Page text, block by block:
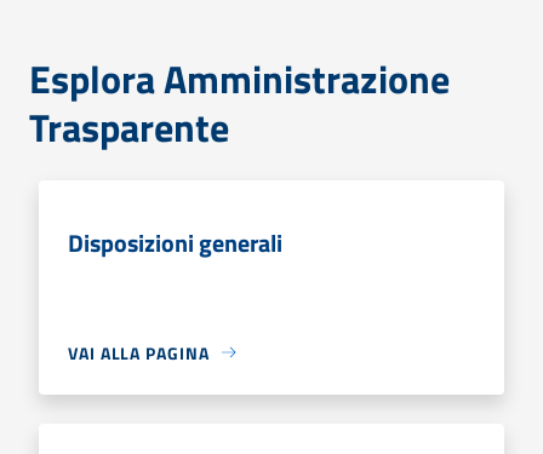
Esplora Amministrazione
Trasparente
Disposizioni generali
VAI ALLA PAGINA